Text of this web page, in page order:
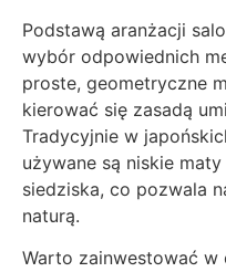
Podstawą aranżacji
wybór odpowiednich
proste, geometryczne
kierować się zasadą
Tradycyjnie w
używane są niskie
siedziska, co pozwala
naturą.
Warto zainwestować w